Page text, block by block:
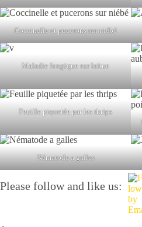
Coccinelle et pucerons sur niébé
Maladie fongique sur laitue
Feuille piquetée par les thrips
Nématode a galles
Please follow and like us: